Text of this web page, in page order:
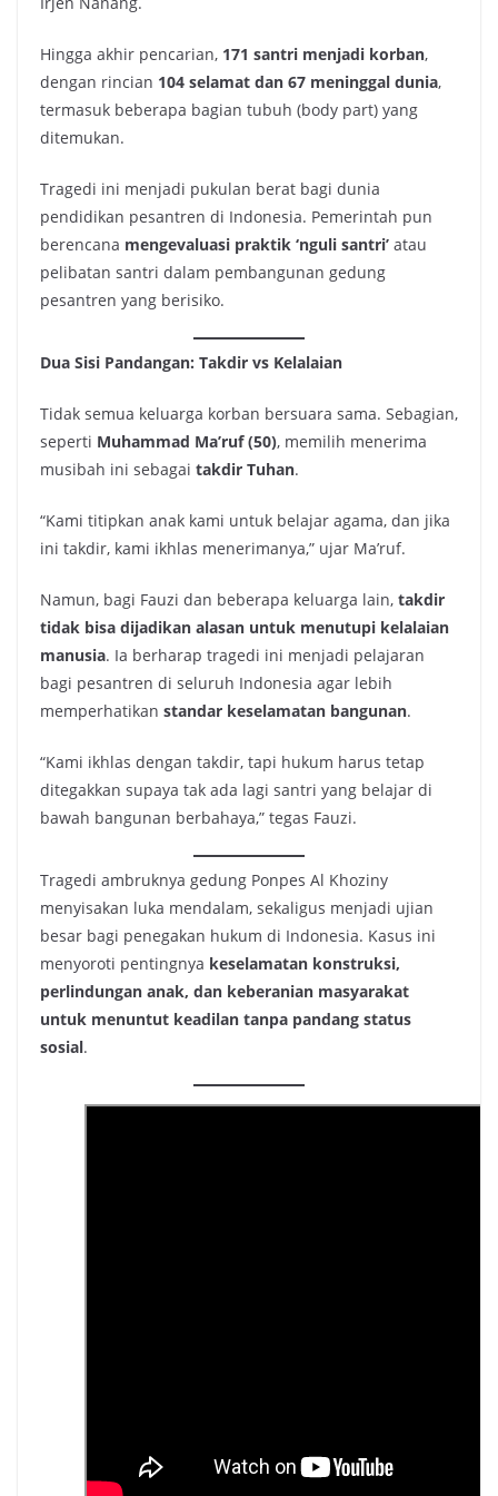
Hingga akhir pencarian, 171 santri menjadi korban,
dengan rincian 104 selamat dan 67 meninggal dunia,
termasuk beberapa bagian tubuh (body part) yang
ditemukan.
Tragedi ini menjadi pukulan berat bagi dunia
pendidikan pesantren di Indonesia. Pemerintah pun
berencana mengevaluasi praktik ‘nguli santri’ atau
pelibatan santri dalam pembangunan gedung
pesantren yang berisiko.
Dua Sisi Pandangan: Takdir vs Kelalaian
Tidak semua keluarga korban bersuara sama. Sebagian,
seperti Muhammad Ma’ruf (50), memilih menerima
musibah ini sebagai takdir Tuhan.
“Kami titipkan anak kami untuk belajar agama, dan jika
ini takdir, kami ikhlas menerimanya,” ujar Ma’ruf.
Namun, bagi Fauzi dan beberapa keluarga lain, takdir
tidak bisa dijadikan alasan untuk menutupi kelalaian
manusia. Ia berharap tragedi ini menjadi pelajaran
bagi pesantren di seluruh Indonesia agar lebih
memperhatikan standar keselamatan bangunan.
“Kami ikhlas dengan takdir, tapi hukum harus tetap
ditegakkan supaya tak ada lagi santri yang belajar di
bawah bangunan berbahaya,” tegas Fauzi.
Tragedi ambruknya gedung Ponpes Al Khoziny
menyisakan luka mendalam, sekaligus menjadi ujian
besar bagi penegakan hukum di Indonesia. Kasus ini
menyoroti pentingnya keselamatan konstruksi,
perlindungan anak, dan keberanian masyarakat
untuk menuntut keadilan tanpa pandang status
sosial.